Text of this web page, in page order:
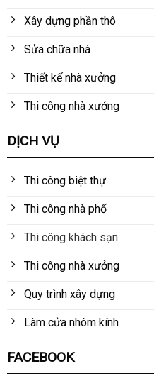
Xây dựng phần thô
Sửa chữa nhà
Thiết kế nhà xưởng
Thi công nhà xưởng
DỊCH VỤ
Thi công biệt thự
Thi công nhà phố
Thi công khách sạn
Thi công nhà xưởng
Quy trình xây dựng
Làm cửa nhôm kính
FACEBOOK